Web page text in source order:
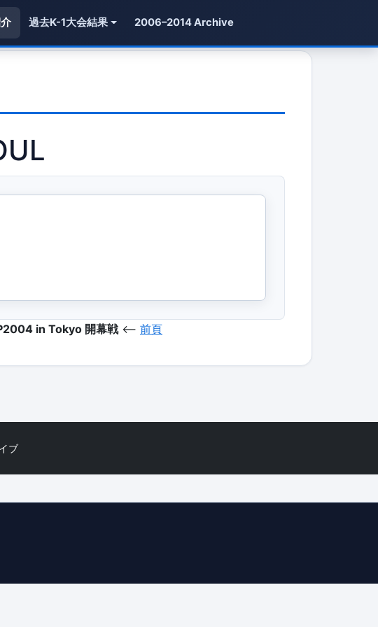
過去K-1大会結果 2006–2014 Archive
in Tokyo 開幕戦<-- 前頁
ブ